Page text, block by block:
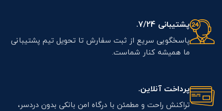
پشتیبانی 7/24.
پاسخگویی سریع از ثبت سفارش تا تحویل تیم پشتیبانی
ما همیشه کنار شماست.
پرداخت آنلاین.
تراکنش راحت و مطمئن با درگاه امن بانکی بدون دردسر،